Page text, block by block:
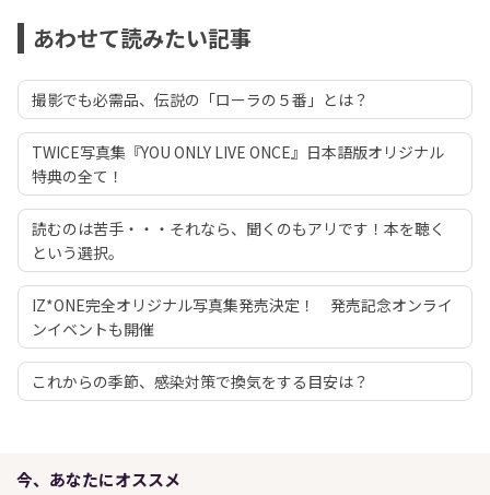
あわせて読みたい記事
撮影でも必需品、伝説の「ローラの５番」とは？
TWICE写真集『YOU ONLY LIVE ONCE』日本語版オリジナル
特典の全て！
読むのは苦手・・・それなら、聞くのもアリです！本を聴く
という選択。
IZ*ONE完全オリジナル写真集発売決定！ 発売記念オンライ
ンイベントも開催
これからの季節、感染対策で換気をする目安は？
今、あなたにオススメ